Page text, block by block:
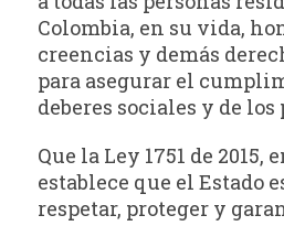
Colombia, en su vida,
creencias y demás
para asegurar el
deberes sociales y de
Que la Ley 1751 de 2015,
establece que el Estado
respetar, proteger y